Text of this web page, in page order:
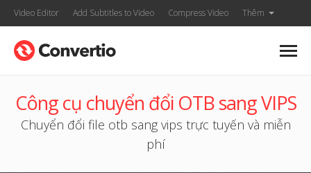
Video Editor Add Subtitles to Video Compress Video Thêm
Công cụ chuyển đổi OTB sang VIPS
Chuyển đổi file otb sang vips trực tuyến và miễn
phí